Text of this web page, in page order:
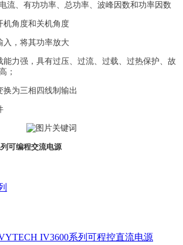
流、有功功率、总功率、波峰因数和功率因数
机角度和关机角度
入，将其功率放大
能力强，具有过压、过流、过载、过热保护、故
；
换为三相四线制输出
可编程交流电源